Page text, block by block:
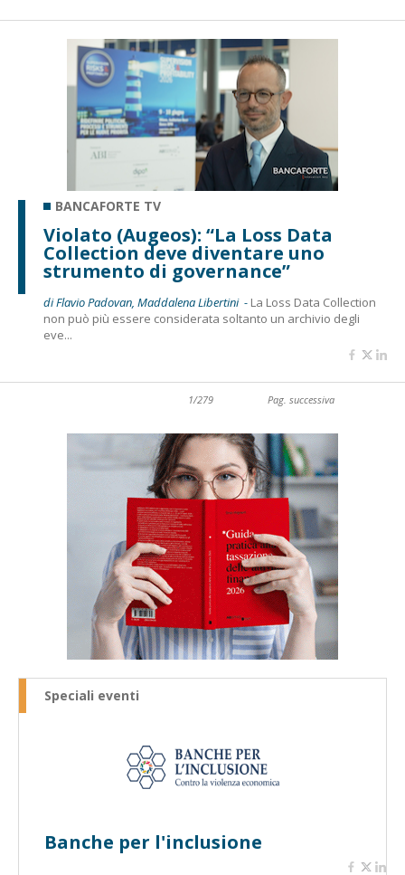
BANCAFORTE TV
Violato (Augeos): “La Loss Data
Collection deve diventare uno
strumento di governance”
di Flavio Padovan, Maddalena Libertini - La Loss Data Collection
non può più essere considerata soltanto un archivio degli
eve...
1/279 Pag. successiva
Speciali eventi
Banche per l'inclusione